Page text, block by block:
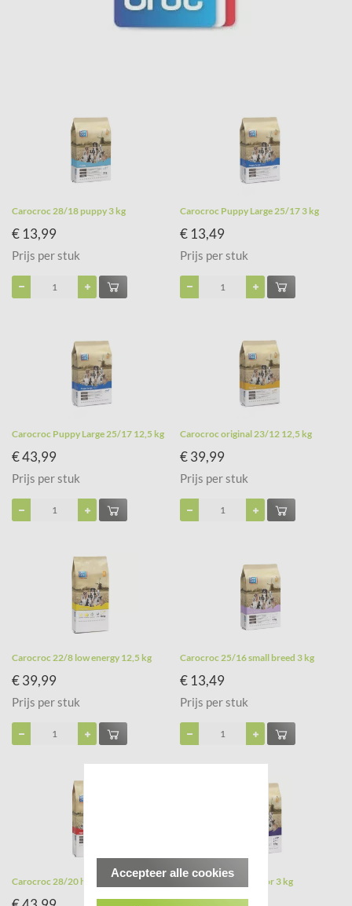
Carocroc 28/18 puppy 3 kg
€ 13,99
Prijs per stuk
Carocroc Puppy Large 25/17 3 kg
€ 13,49
Prijs per stuk
Carocroc Puppy Large 25/17 12,5 kg
€ 43,99
Prijs per stuk
Carocroc original 23/12 12,5 kg
€ 39,99
Prijs per stuk
Carocroc 22/8 low energy 12,5 kg
€ 39,99
Prijs per stuk
Carocroc 25/16 small breed 3 kg
€ 13,49
Prijs per stuk
Carocroc 28/20 high energy 12,5 kg Carocroc 18/10 senior 3 kg
Accepteer alle cookies